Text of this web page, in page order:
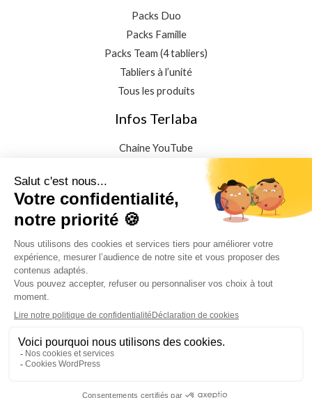
Packs Duo
Packs Famille
Packs Team (4 tabliers)
Tabliers à l’unité
Tous les produits
Infos Terlaba
Chaine YouTube
Les visages de la créolité
Proposer une histoire
Conditions générales de vente
Mentions légales
Politique de confidentialité
Copyright © 2026 TERLABA. CHEF CREOLE OFFICIEL 974.